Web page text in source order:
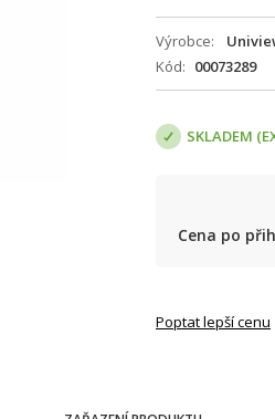
Výrobce
Kód
00073289
SKLADEM
Cena po
Poptat lepší cenu